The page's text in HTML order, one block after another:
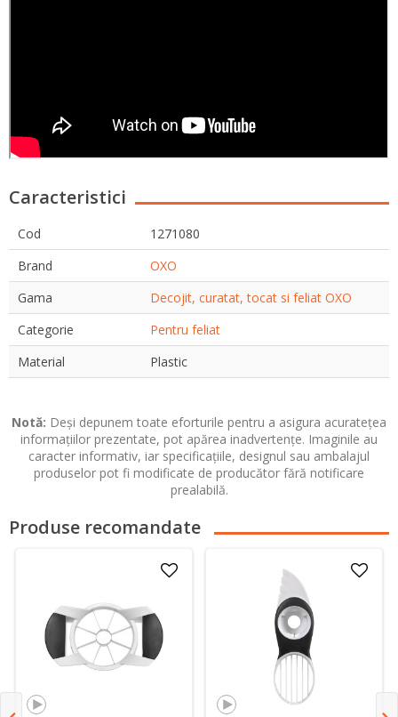
Caracteristici
Cod
1271080
Brand
OXO
Gama
Decojit, curatat, tocat si feliat OXO
Categorie
Pentru feliat
Material
Plastic
Notă: Deși depunem toate eforturile pentru a asigura acuratețea
informațiilor prezentate, pot apărea inadvertențe. Imaginile au
caracter informativ, iar specificațiile, designul sau ambalajul
produselor pot fi modificate de producător fără notificare
prealabilă.
Produse recomandate